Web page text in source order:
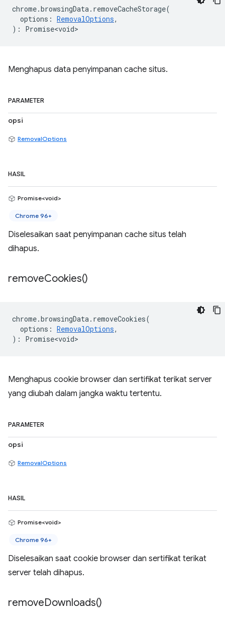
chrome.browsingData. removeCacheStorage(
options : RemovalOptions,
) : Promise<void>
Menghapus data penyimpanan cache situs.
PARAMETER
opsi
RemovalOptions
HASIL
Promise<void>
Chrome 96+
Diselesaikan saat penyimpanan cache situs telah
dihapus.
removeCookies()
chrome.browsingData. removeCookies(
options : RemovalOptions,
) : Promise<void>
Menghapus cookie browser dan sertifikat terikat server
yang diubah dalam jangka waktu tertentu.
PARAMETER
opsi
RemovalOptions
HASIL
Promise<void>
Chrome 96+
Diselesaikan saat cookie browser dan sertifikat terikat
server telah dihapus.
removeDownloads()